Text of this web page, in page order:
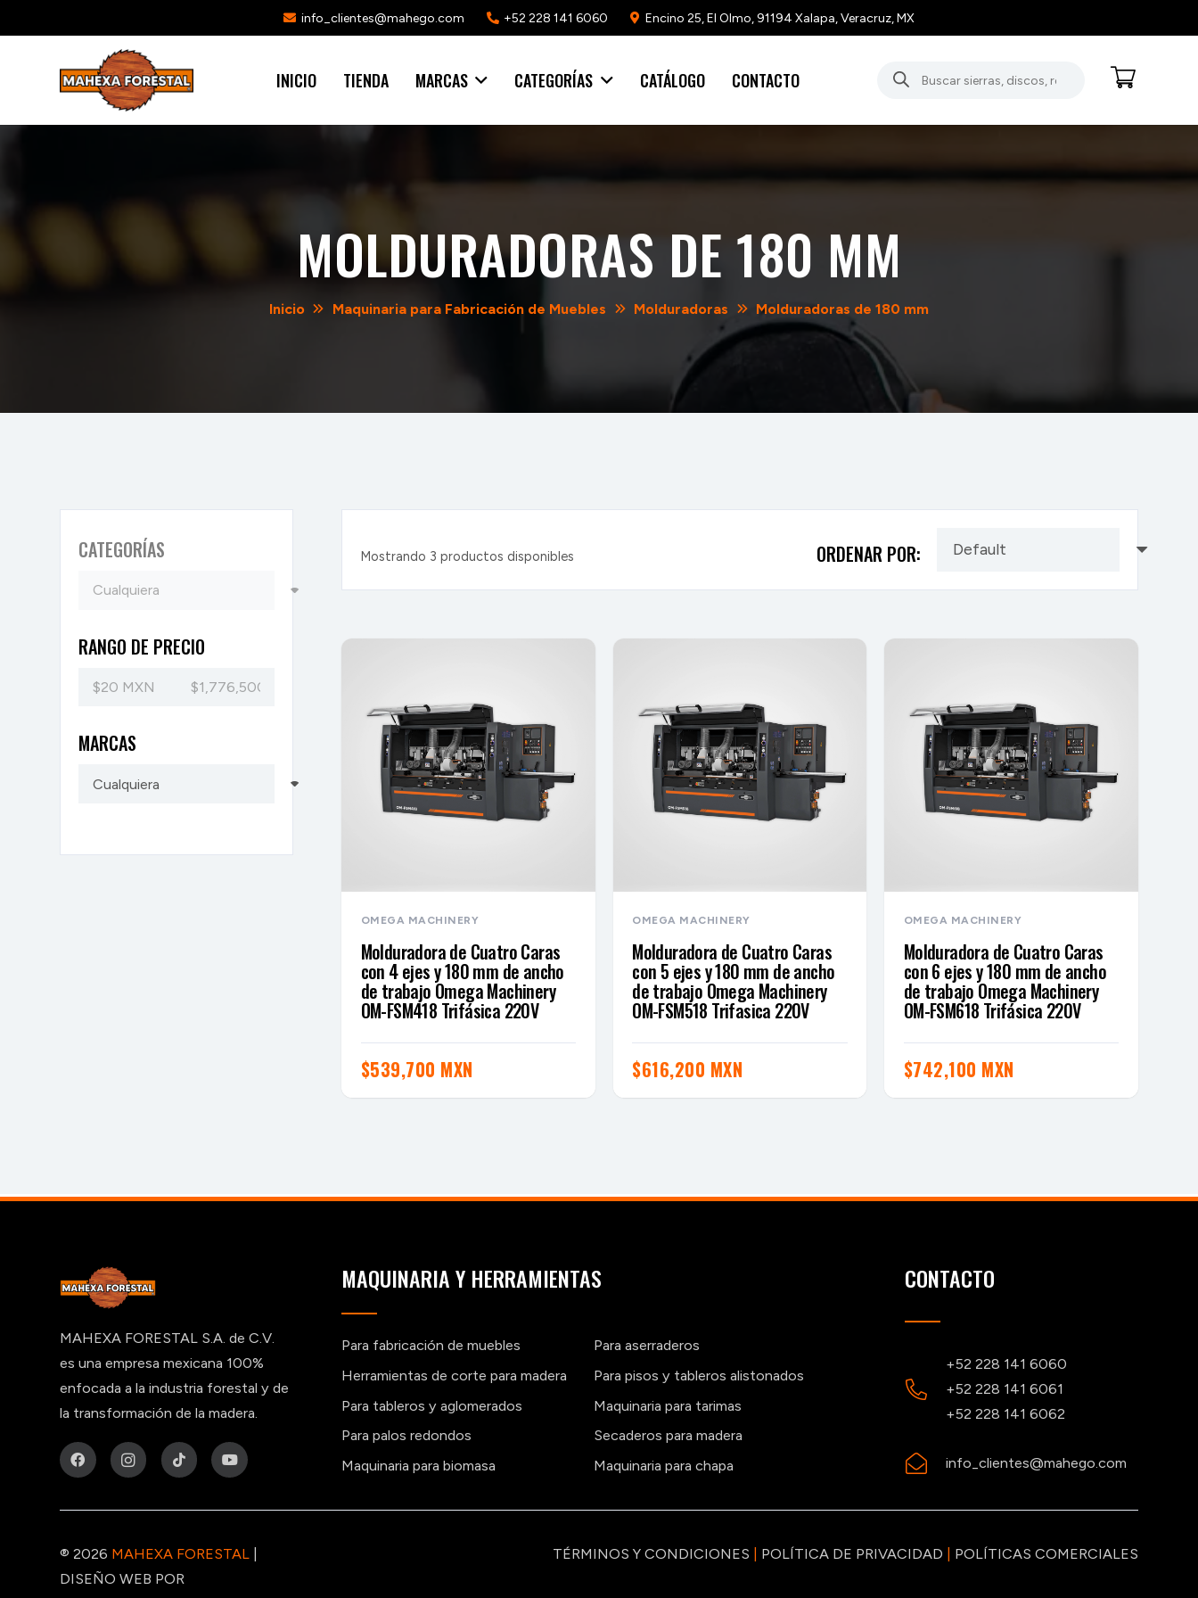
info_clientes@mahego.com +52 228 141 6060 Encino 25, El Olmo, 91194 Xalapa, Veracruz, MX
INICIO TIENDA MARCAS CATEGORÍAS CATÁLOGO CONTACTO
Búsqueda
de
MOLDURADORAS DE 180 MM
Inicio Maquinaria para Fabricación de Muebles Molduradoras Molduradoras de 180 mm
CATEGORÍAS
RANGO DE PRECIO
MARCAS
Mostrando 3 productos disponibles ORDENAR POR:
OMEGA MACHINERY
Molduradora de Cuatro Caras
con 4 ejes y 180 mm de ancho
de trabajo Omega Machinery
OM-FSM418 Trifásica 220V
$539,700 MXN
OMEGA MACHINERY
Molduradora de Cuatro Caras
con 5 ejes y 180 mm de ancho
de trabajo Omega Machinery
OM-FSM518 Trifasica 220V
$616,200 MXN
OMEGA MACHINERY
Molduradora de Cuatro Caras
con 6 ejes y 180 mm de ancho
de trabajo Omega Machinery
OM-FSM618 Trifásica 220V
$742,100 MXN
MAHEXA FORESTAL S.A. de C.V.
es una empresa mexicana 100%
enfocada a la industria forestal y de
la transformación de la madera.
MAQUINARIA Y HERRAMIENTAS
Para fabricación de muebles
Para aserraderos
Herramientas de corte para madera
Para pisos y tableros alistonados
Para tableros y aglomerados
Maquinaria para tarimas
Para palos redondos
Secaderos para madera
Maquinaria para biomasa
Maquinaria para chapa
CONTACTO
+52 228 141 6060
+52 228 141 6061
+52 228 141 6062
info_clientes@mahego.com
® 2026 MAHEXA FORESTAL
DISEÑO WEB POR
TÉRMINOS Y CONDICIONES POLÍTICA DE PRIVACIDAD POLÍTICAS COMERCIALES